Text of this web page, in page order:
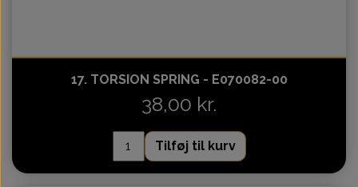
17. TORSION SPRING - E070082-00
38,00 kr.
Tilføj til kurv